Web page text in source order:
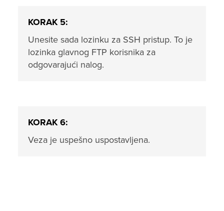
KORAK 5:
Unesite sada lozinku za SSH pristup. To je
lozinka glavnog FTP korisnika za
odgovarajući nalog.
KORAK 6:
Veza je uspešno uspostavljena.